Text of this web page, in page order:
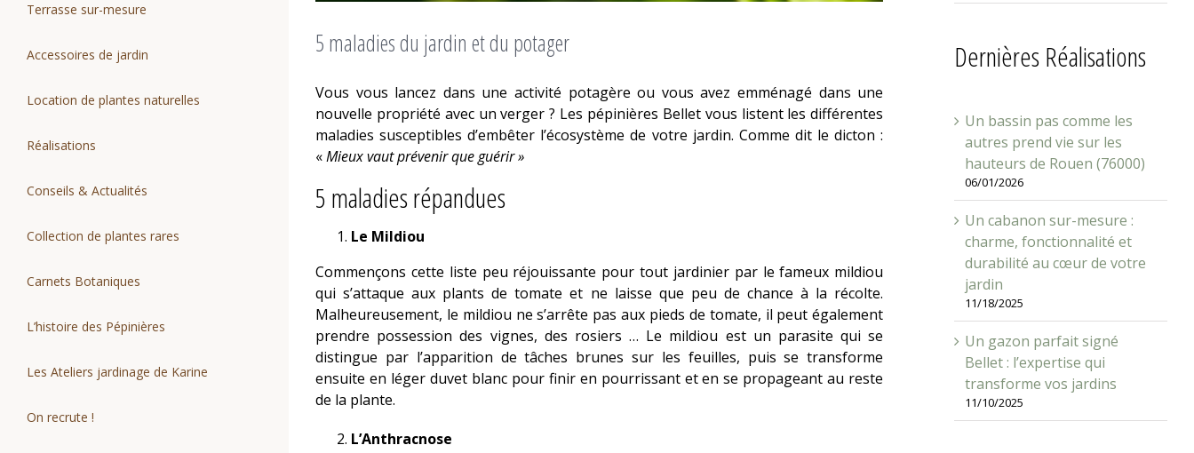
Terrasse sur-mesure
Accessoires de jardin
Location de plantes naturelles
Réalisations
Conseils & Actualités
Collection de plantes rares
Carnets Botaniques
L’histoire des Pépinières
Les Ateliers jardinage de Karine
On recrute !
5 maladies du jardin et du potager
Vous vous lancez dans une activité potagère ou vous avez emménagé dans une
nouvelle propriété avec un verger ? Les pépinières Bellet vous listent les différentes
maladies susceptibles d’embêter l’écosystème de votre jardin. Comme dit le dicton :
«Mieux vaut prévenir que guérir »
5 maladies répandues
Le Mildiou
Commençons cette liste peu réjouissante pour tout jardinier par le fameux mildiou
qui s’attaque aux plants de tomate et ne laisse que peu de chance à la récolte.
Malheureusement, le mildiou ne s’arrête pas aux pieds de tomate, il peut également
prendre possession des vignes, des rosiers … Le mildiou est un parasite qui se
distingue par l’apparition de tâches brunes sur les feuilles, puis se transforme
ensuite en léger duvet blanc pour finir en pourrissant et en se propageant au reste
de la plante.
L’Anthracnose
Dernières Réalisations
Un bassin pas comme les
autres prend vie sur les
hauteurs de Rouen (76000)
06/01/2026
Un cabanon sur-mesure :
charme, fonctionnalité et
durabilité au cœur de votre
jardin
11/18/2025
Un gazon parfait signé
Bellet : l’expertise qui
transforme vos jardins
11/10/2025